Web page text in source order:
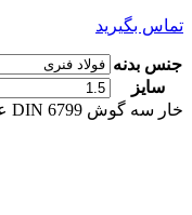
تماس بگیرید
جنس بدنه
سایز
خار سه گوش DIN 6799 عدد